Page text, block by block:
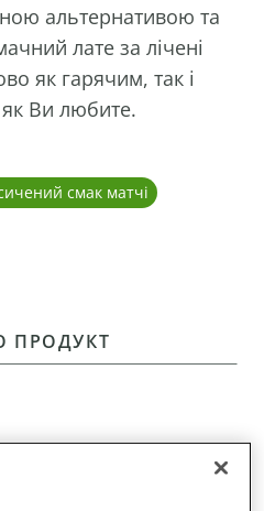
альтернативою та
лате за лічені
як гарячим, так і
Ви любите.
смак матчі
ПРОДУКТ